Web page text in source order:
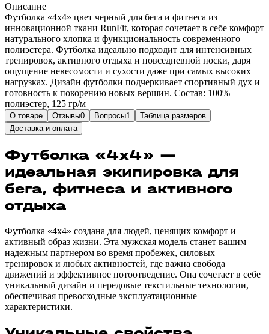
Описание
Футболка «4х4» цвет черный для бега и фитнеса из
инновационной ткани RunFit, которая сочетает в себе комфорт
натурального хлопка и функциональность современного
полиэстера. Футболка идеально подходит для интенсивных
тренировок, активного отдыха и повседневной носки, даря
ощущение невесомости и сухости даже при самых высоких
нагрузках. Дизайн футболки подчеркивает спортивный дух и
готовность к покорению новых вершин. Состав: 100%
полиэстер, 125 гр/м
О товаре Отзывы0 Вопросы1
Таблица размеров
Доставка и оплата
Футболка «4х4» —
идеальная экипировка для
бега, фитнеса и активного
отдыха
Футболка «4х4» создана для людей, ценящих комфорт и
активный образ жизни. Эта мужская модель станет вашим
надежным партнером во время пробежек, силовых
тренировок и любых активностей, где важна свобода
движений и эффективное потоотведение. Она сочетает в себе
уникальный дизайн и передовые текстильные технологии,
обеспечивая превосходные эксплуатационные
характеристики.